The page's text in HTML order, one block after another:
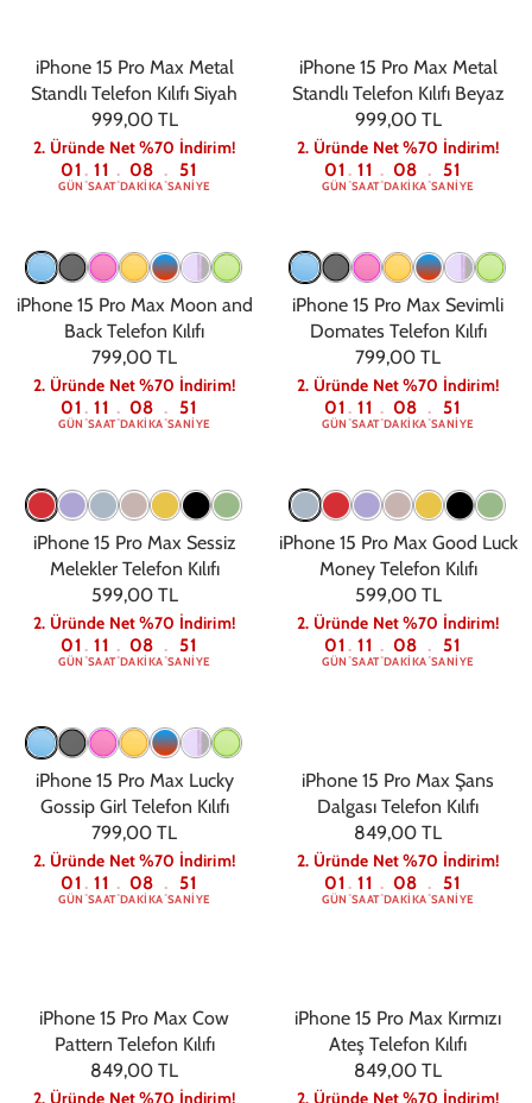
iPhone 15 Pro Max Metal
Standlı Telefon Kılıfı Siyah
999,00 TL
2. Üründe Net %70 İndirim!
01
GÜN : 11
SAAT: 08
DAKIKA: 50
SANIYE
iPhone 15 Pro Max Metal
Standlı Telefon Kılıfı Beyaz
999,00 TL
2. Üründe Net %70 İndirim!
01
GÜN : 11
SAAT: 08
DAKIKA: 50
SANIYE
iPhone 15 Pro Max Moon and
Back Telefon Kılıfı
799,00 TL
2. Üründe Net %70 İndirim!
01
GÜN : 11
SAAT: 08
DAKIKA: 50
SANIYE
iPhone 15 Pro Max Sevimli
Domates Telefon Kılıfı
799,00 TL
2. Üründe Net %70 İndirim!
01
GÜN : 11
SAAT: 08
DAKIKA: 50
SANIYE
iPhone 15 Pro Max Sessiz
Melekler Telefon Kılıfı
599,00 TL
2. Üründe Net %70 İndirim!
01
GÜN : 11
SAAT: 08
DAKIKA: 50
SANIYE
iPhone 15 Pro Max Good Luck
Money Telefon Kılıfı
599,00 TL
2. Üründe Net %70 İndirim!
01
GÜN : 11
SAAT: 08
DAKIKA: 50
SANIYE
iPhone 15 Pro Max Lucky
Gossip Girl Telefon Kılıfı
799,00 TL
2. Üründe Net %70 İndirim!
01
GÜN : 11
SAAT: 08
DAKIKA: 50
SANIYE
iPhone 15 Pro Max Şans
Dalgası Telefon Kılıfı
849,00 TL
2. Üründe Net %70 İndirim!
01
GÜN : 11
SAAT: 08
DAKIKA: 50
SANIYE
iPhone 15 Pro Max Cow
Pattern Telefon Kılıfı
849,00 TL
2. Üründe Net %70 İndirim!
iPhone 15 Pro Max Kırmızı
Ateş Telefon Kılıfı
849,00 TL
2. Üründe Net %70 İndirim!